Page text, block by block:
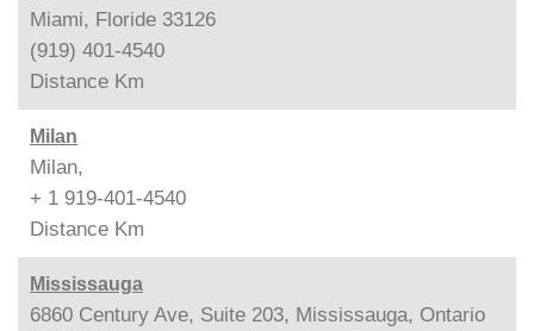
Miami, Floride 33126
(919) 401-4540
Distance Km
Milan
Milan,
+ 1 919-401-4540
Distance Km
Mississauga
6860 Century Ave, Suite 203, Mississauga, Ontario